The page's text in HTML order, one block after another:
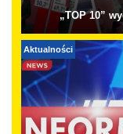
„TOP 10”
Aktualności